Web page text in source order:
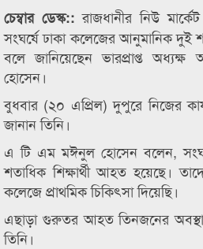
চেম্বার ডেস্ক::রাজধানীর নিউ
সংঘর্ষে ঢাকা কলেজের আনুমানিক দুই
বলে জানিয়েছেন ভারপ্রাপ্ত
হোসেন।
বুধবার (২০ এপ্রিল) দুপুরে নিজের
জানান তিনি।
এ টি এম মঈনুল হোসেন বলেন,
শতাধিক শিক্ষার্থী আহত হয়েছে।
কলেজে প্রাথমিক চিকিৎসা দিয়েছি।
এছাড়া গুরুতর আহত তিনজনের
তিনি।